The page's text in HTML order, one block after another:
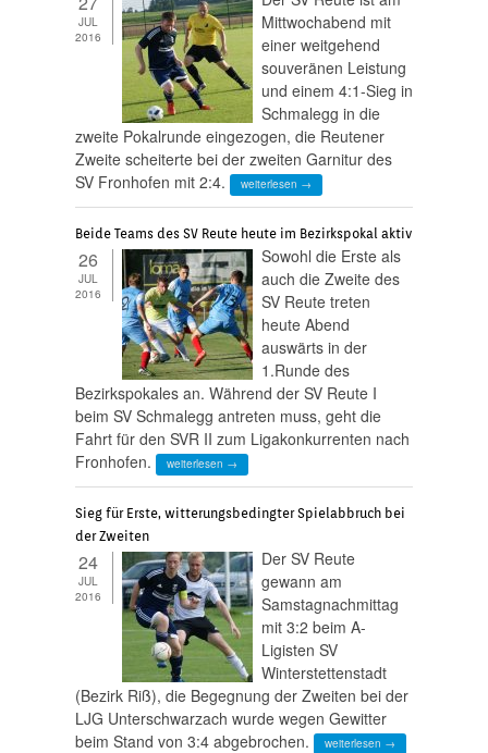
JUL
2016
Mittwochabend mit
einer weitgehend
souveränen Leistung
und einem 4:1-Sieg in
Schmalegg in die
zweite Pokalrunde eingezogen, die Reutener
Zweite scheiterte bei der zweiten Garnitur des
SV Fronhofen mit 2:4.
weiterlesen →
Beide Teams des SV Reute heute im Bezirkspokal aktiv
26
JUL
2016
Sowohl die Erste als
auch die Zweite des
SV Reute treten
heute Abend
auswärts in der
1.Runde des
Bezirkspokales an. Während der SV Reute I
beim SV Schmalegg antreten muss, geht die
Fahrt für den SVR II zum Ligakonkurrenten nach
Fronhofen.
weiterlesen →
Sieg für Erste, witterungsbedingter Spielabbruch bei
der Zweiten
24
JUL
2016
Der SV Reute
gewann am
Samstagnachmittag
mit 3:2 beim A-
Ligisten SV
Winterstettenstadt
(Bezirk Riß), die Begegnung der Zweiten bei der
LJG Unterschwarzach wurde wegen Gewitter
beim Stand von 3:4 abgebrochen.
weiterlesen →